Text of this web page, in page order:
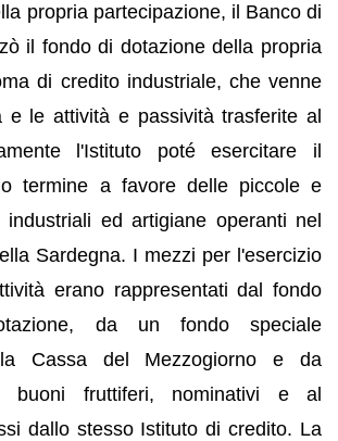
propria partecipazione, il Banco di
il fondo di dotazione della propria
di credito industriale, che venne
e le attività e passività trasferite al
l'Istituto poté esercitare il
termine a favore delle piccole e
industriali ed artigiane operanti nel
Sardegna. I mezzi per l'esercizio
erano rappresentati dal fondo
da un fondo speciale
Cassa del Mezzogiorno e da
buoni fruttiferi, nominativi e al
dallo stesso Istituto di credito. La